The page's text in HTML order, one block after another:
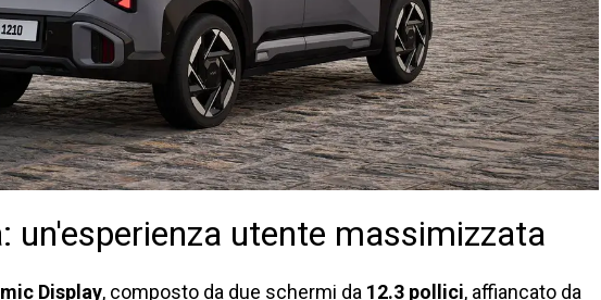
un'esperienza utente massimizzata
Display, composto da due schermi da 12.3 pollici, affiancato da